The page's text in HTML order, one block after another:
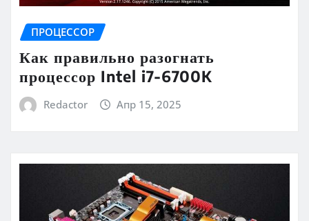
ПРОЦЕССОР
Как правильно разогнать
процессор Intel i7-6700K
Redactor Апр 15, 2025